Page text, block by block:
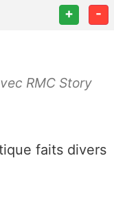
+ -
RMC Story
faits divers